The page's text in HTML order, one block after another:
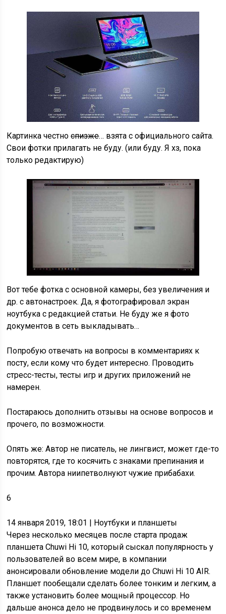
Картинка честноспизже… взята с официального сайта.
Свои фотки прилагать не буду. (или буду. Я хз, пока
только редактирую)
Вот тебе фотка с основной камеры, без увеличения и
др. с автонастроек. Да, я фотографировал экран
ноутбука с редакцией статьи. Не буду же я фото
документов в сеть выкладывать…
Попробую отвечать на вопросы в комментариях к
посту, если кому что будет интересно. Проводить
стресс-тесты, тесты игр и других приложений не
намерен.
Постараюсь дополнить отзывы на основе вопросов и
прочего, по возможности.
Опять же: Автор не писатель, не лингвист, может где-то
повторятся, где то косячить с знаками препинания и
прочим. Автора ниипетволнуют чужие прибабахи.
6
14 января 2019, 18:01 | Ноутбуки и планшеты
Через несколько месяцев после старта продаж
планшета Chuwi Hi 10, который сыскал популярность у
пользователей во всем мире, в компании
анонсировали обновление модели до Chuwi Hi 10 AIR.
Планшет пообещали сделать более тонким и легким, а
также установить более мощный процессор. Но
дальше анонса дело не продвинулось и со временем